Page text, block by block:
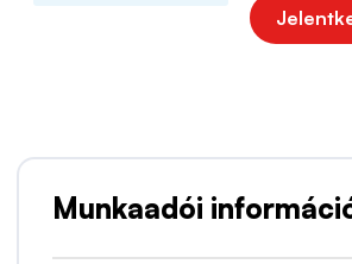
Munkaadói